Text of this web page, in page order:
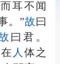
耳不闻
。”故 曰
曰君。
人体之